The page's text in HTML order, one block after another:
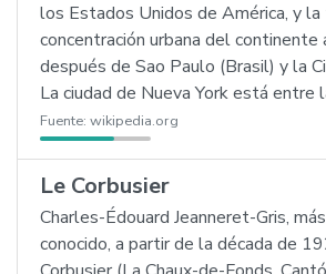
los Estados Unidos de América, y
concentración urbana del continente
después de Sao Paulo (Brasil) y la
La ciudad de Nueva York está entre
Fuente: wikipedia.org
Le Corbusier
Charles-Édouard Jeanneret-Gris, más
conocido, a partir de la década de